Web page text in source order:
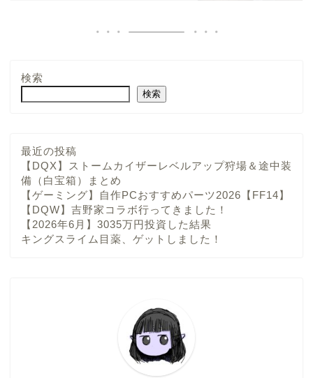
検索
検索
最近の投稿
【DQX】ストームカイザーレベルアップ狩場＆途中装
備（白宝箱）まとめ
【ゲーミング】自作PCおすすめパーツ2026【FF14】
【DQW】吉野家コラボ行ってきました！
【2026年6月】3035万円投資した結果
キングスライム目薬、ゲットしました！